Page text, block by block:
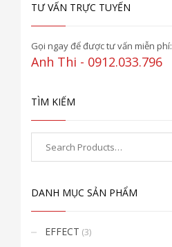
TƯ VẤN TRỰC TUYẾN
Gọi ngay để được tư vấn miễn phí:
Anh Thi - 0912.033.796
TÌM KIẾM
DANH MỤC SẢN PHẨM
EFFECT (3)